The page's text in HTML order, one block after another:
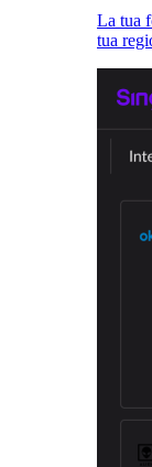
La tua
tua